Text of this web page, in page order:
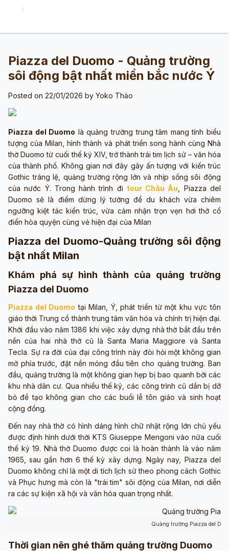
Piazza del Duomo - Quảng trường
sôi động bật nhất miền bắc nước Ý
Posted on 22/01/2026 by Yoko Thảo
Piazza del Duomo là quảng trường trung tâm mang tính biểu
tượng của Milan, hình thành và phát triển song hành cùng Nhà
thờ Duomo từ cuối thế kỷ XIV, trở thành trái tim lịch sử – văn hóa
của thành phố. Không gian nơi đây gây ấn tượng với kiến trúc
Gothic tráng lệ, quảng trường rộng lớn và nhịp sống sôi động
của nước Ý. Trong hành trình đi tour Châu Âu , Piazza del
Duomo sẽ là điểm dừng lý tưởng để du khách vừa chiêm
ngưỡng kiệt tác kiến trúc, vừa cảm nhận trọn vẹn hơi thở cổ
điển hòa quyện cùng vẻ hiện đại của Milan
Piazza del Duomo-Quảng trường sôi động
bật nhất Milan
Khám phá sự hình thành của quảng trường
Piazza del Duomo
Piazza del Duomo tại Milan, Ý, phát triển từ một khu vực tôn
giáo thời Trung cổ thành trung tâm văn hóa và chính trị hiện đại.
Khởi đầu vào năm 1386 khi việc xây dựng nhà thờ bắt đầu trên
nền của hai nhà thờ cũ là Santa Maria Maggiore và Santa
Tecla. Sự ra đời của đại công trình này đòi hỏi một không gian
mở phía trước, đặt nền móng đầu tiên cho quảng trường. Ban
đầu, quảng trường là một không gian hẹp bị bao quanh bởi các
khu nhà dân cư. Qua nhiều thế kỷ, các công trình cũ dần bị dỡ
bỏ để tạo không gian cho các buổi lễ tôn giáo và sinh hoạt
cộng đồng.
Đến nay nhà thờ có hình dáng hình chữ nhật rộng lớn chủ yếu
được định hình dưới thời KTS Giuseppe Mengoni vào nửa cuối
thế kỷ 19. Nhà thờ Duomo được coi là hoàn thành là vào năm
1965, sau gần hơn 6 thế kỷ xây dựng. Ngày nay, Piazza del
Duomo không chỉ là một di tích lịch sử theo phong cách Gothic
và Phục hưng mà còn là "trái tim" sôi động của Milan, nơi diễn
ra các sự kiện xã hội và văn hóa quan trọng nhất.
Quảng trường Piazza del
Thời gian nên ghé thăm quảng trường Duomo